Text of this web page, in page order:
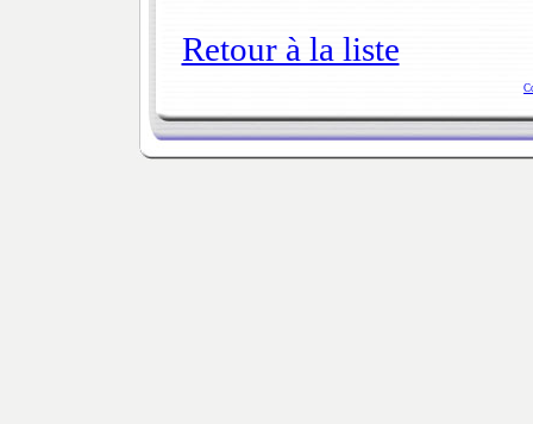
Retour à la liste